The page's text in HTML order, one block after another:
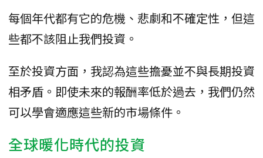
每個年代都有它的危機、悲劇和不確定性，但這
些都不該阻止我們投資。
至於投資方面，我認為這些擔憂並不與長期投資
相矛盾。即使未來的報酬率低於過去，我們仍然
可以學會適應這些新的市場條件。
全球暖化時代的投資